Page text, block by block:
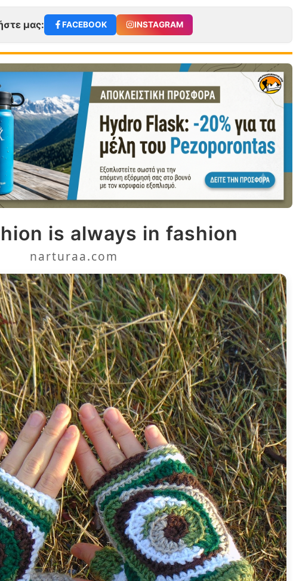
μας: FACEBOOK INSTAGRAM
is always in fashion
narturaa.com